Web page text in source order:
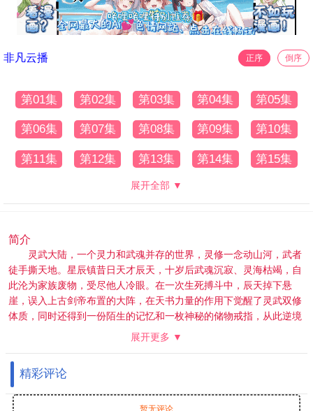
非凡云播 正序 倒序
第01集 第02集 第03集 第04集 第05集
第06集 第07集 第08集 第09集 第10集
第11集 第12集 第13集 第14集 第15集
展开全部 ▼
简介
灵武大陆，一个灵力和武魂并存的世界，灵修一念动山河，武者
徒手撕天地。星辰镇昔日天才辰天，十岁后武魂沉寂、灵海枯竭，自
此沦为家族废物，受尽他人冷眼。在一次生死搏斗中，辰天掉下悬
崖，误入上古剑帝布置的大阵，在天书力量的作用下觉醒了灵武双修
体质，同时还得到一份陌生的记忆和一枚神秘的储物戒指，从此逆境
崛起，破天道掌轮回，终渡帝劫桎梏，问鼎灵武大陆！
展开更多 ▼
精彩评论